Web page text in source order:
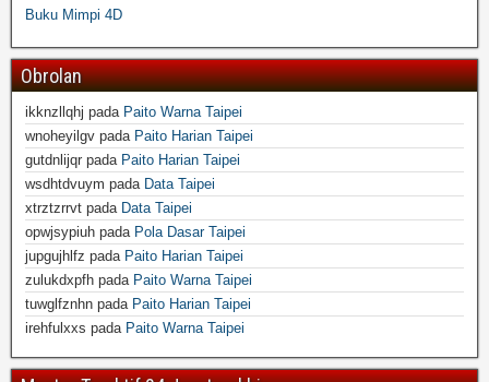
Buku Mimpi 4D
Obrolan
ikknzllqhj pada Paito Warna Taipei
wnoheyilgv pada Paito Harian Taipei
gutdnlijqr pada Paito Harian Taipei
wsdhtdvuym pada Data Taipei
xtrztzrrvt pada Data Taipei
opwjsypiuh pada Pola Dasar Taipei
jupgujhlfz pada Paito Harian Taipei
zulukdxpfh pada Paito Warna Taipei
tuwglfznhn pada Paito Harian Taipei
irehfulxxs pada Paito Warna Taipei